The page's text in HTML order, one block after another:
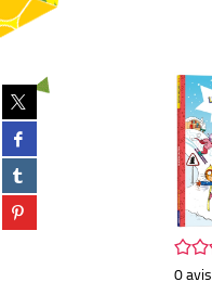
Partager
sur
twitter
(Nouvelle
fenêtre)
Partager
sur
facebook
(Nouvelle
fenêtre)
Partager
sur
tumblr
(Nouvelle
Partager
sur
/5
0avis